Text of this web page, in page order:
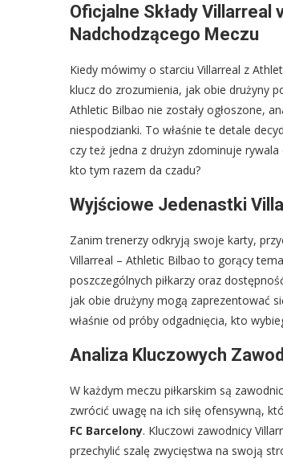
Oficjalne Składy
Nadchodzącego Meczu
Kiedy mówimy o starciu Villarreal z
klucz do zrozumienia, jak obie drużyny
Athletic Bilbao nie zostały ogłoszone,
niespodzianki. To właśnie te detale
czy też jedna z drużyn zdominuje
kto tym razem da czadu?
Wyjściowe Jedenastki
Zanim trenerzy odkryją swoje karty,
Villarreal – Athletic Bilbao to gorący
poszczególnych piłkarzy oraz
jak obie drużyny mogą zaprezentować
właśnie od próby odgadnięcia, kto
Analiza Kluczowych
W każdym meczu piłkarskim są
zwrócić uwagę na ich siłę ofensywną,
FC Barcelony. Kluczowi zawodnicy
przechylić szalę zwycięstwa na swoją